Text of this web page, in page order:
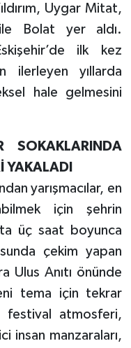
Uygar Mitat,
Bolat yer aldı.
ilk kez
ilerleyen yıllarda
hale gelmesini
SOKAKLARINDA
YAKALADI
yarışmacılar, en
için şehrin
üç saat boyunca
çekim yapan
Ulus Anıtı önünde
tema için tekrar
festival atmosferi,
insan manzaraları,